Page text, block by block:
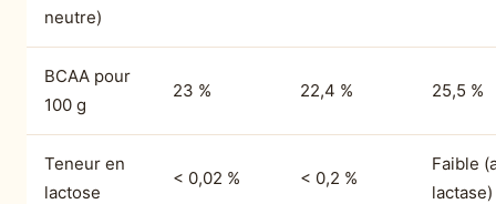
neutre)
BCAA pour
100 g
23 % 22,4 % 25,5 %
Teneur en
lactose
< 0,02 % < 0,2 %
Faible
lactase)